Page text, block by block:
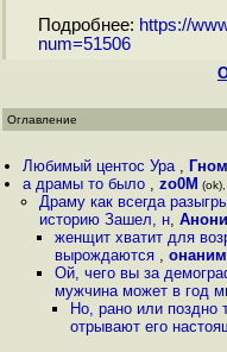
Подробнее: https://
num=51506
Оглавление
Любимый центос Ура ,
а драмы то было ,zo0M
Драму как всегда
историю Зашел, н,
женщит хватит для
вырождаются , онаним
Ой, чего вы за
мужчина может в год
Но, рано или поздно
отрывают его